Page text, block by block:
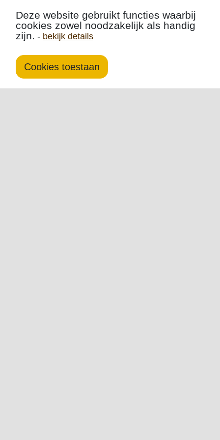
Deze website gebruikt functies waarbij
cookies zowel noodzakelijk als handig
zijn. - bekijk details
Cookies toestaan